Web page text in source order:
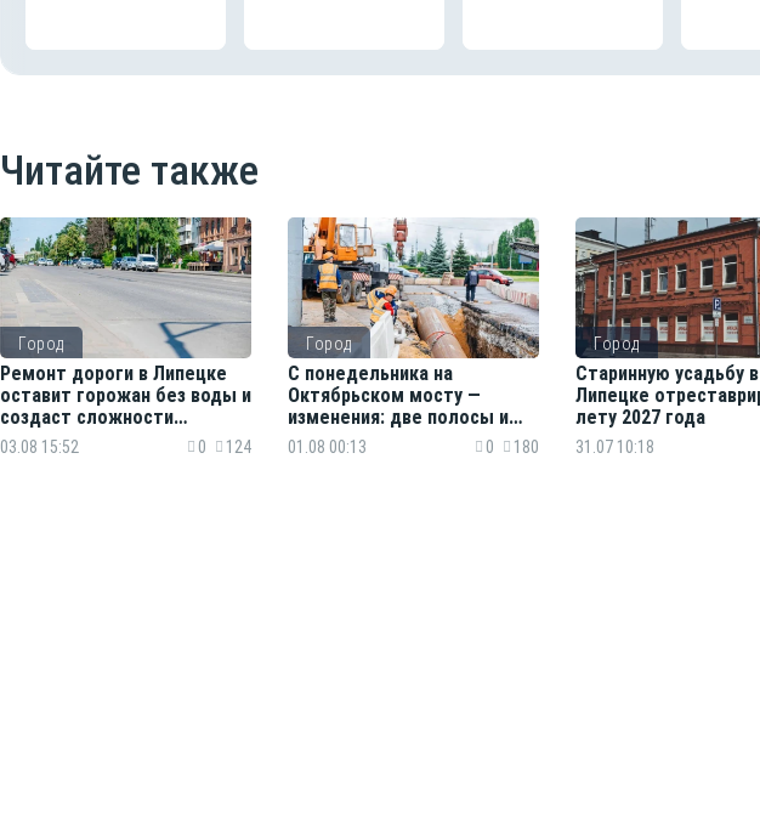
Читайте также
Город
Ремонт дороги в Липецке
оставит горожан без воды и
создаст сложности
водителям
03.08 15:52 0 124
Город
С понедельника на
Октябрьском мосту —
изменения: две полосы и
новые маршруты
01.08 00:13 0 180
Город
Старинную усадьбу в
Липецке
лету 2027 года
31.07 10:18